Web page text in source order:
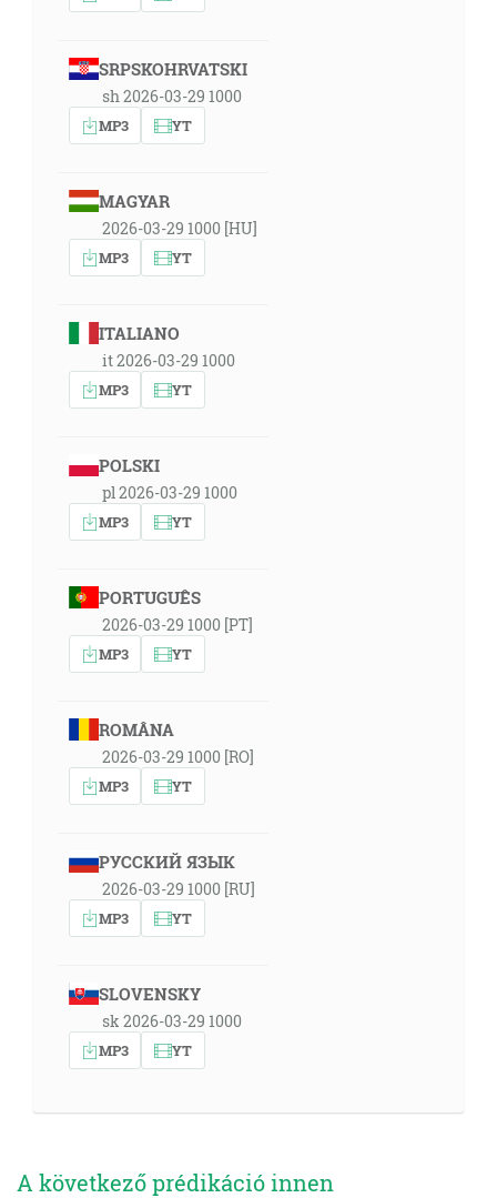
SRPSKOHRVATSKI
sh 2026-03-29 1000
MP3 YT
MAGYAR
2026-03-29 1000 [HU]
MP3 YT
ITALIANO
it 2026-03-29 1000
MP3 YT
POLSKI
pl 2026-03-29 1000
MP3 YT
PORTUGUÊS
2026-03-29 1000 [PT]
MP3 YT
ROMÂNA
2026-03-29 1000 [RO]
MP3 YT
РУССКИЙ ЯЗЫК
2026-03-29 1000 [RU]
MP3 YT
SLOVENSKY
sk 2026-03-29 1000
MP3 YT
A következő prédikáció innen